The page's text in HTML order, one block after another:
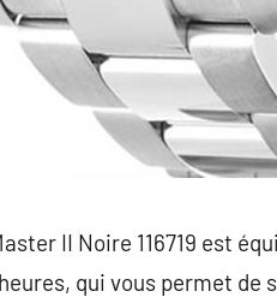
II Noire 116719 est
qui vous permet de